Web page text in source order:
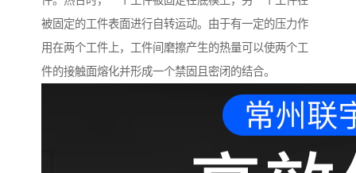
被固定的工件表面进行自转运动。由于有一定的压力作
用在两个工件上，工件间磨擦产生的热量可以使两个工
件的接触面熔化并形成一个禁固且密闭的结合。